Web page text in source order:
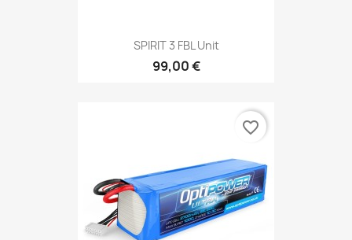
SPIRIT 3 FBL Unit
99,00 €
favorite_border